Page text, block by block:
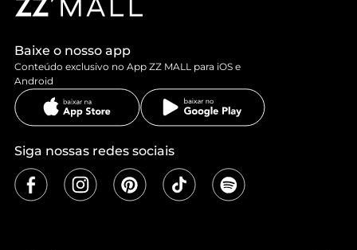
Baixe o nosso app
Conteúdo exclusivo no App ZZ MALL para iOS e
Android
Siga nossas redes sociais